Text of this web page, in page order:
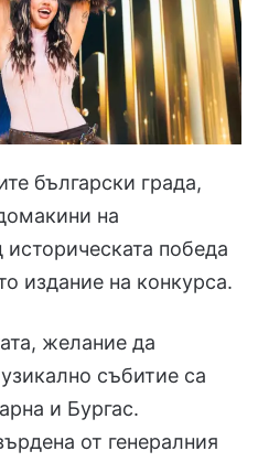
български града,
на
историческата победа
издание на конкурса.
желание да
събитие са
и Бургас.
от генералния